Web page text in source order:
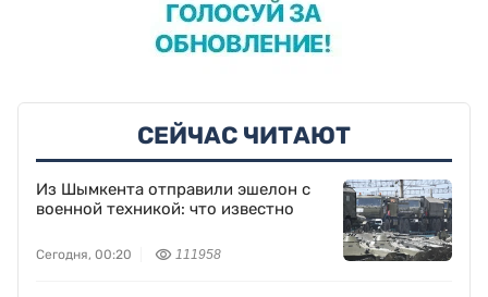
СЕЙЧАС ЧИТАЮТ
Из Шымкента отправили эшелон с
военной техникой: что известно
Сегодня, 00:20 111958